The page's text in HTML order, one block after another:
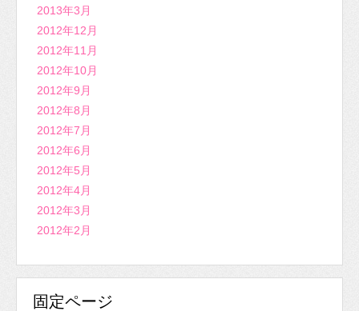
2013年3月
2012年12月
2012年11月
2012年10月
2012年9月
2012年8月
2012年7月
2012年6月
2012年5月
2012年4月
2012年3月
2012年2月
固定ページ